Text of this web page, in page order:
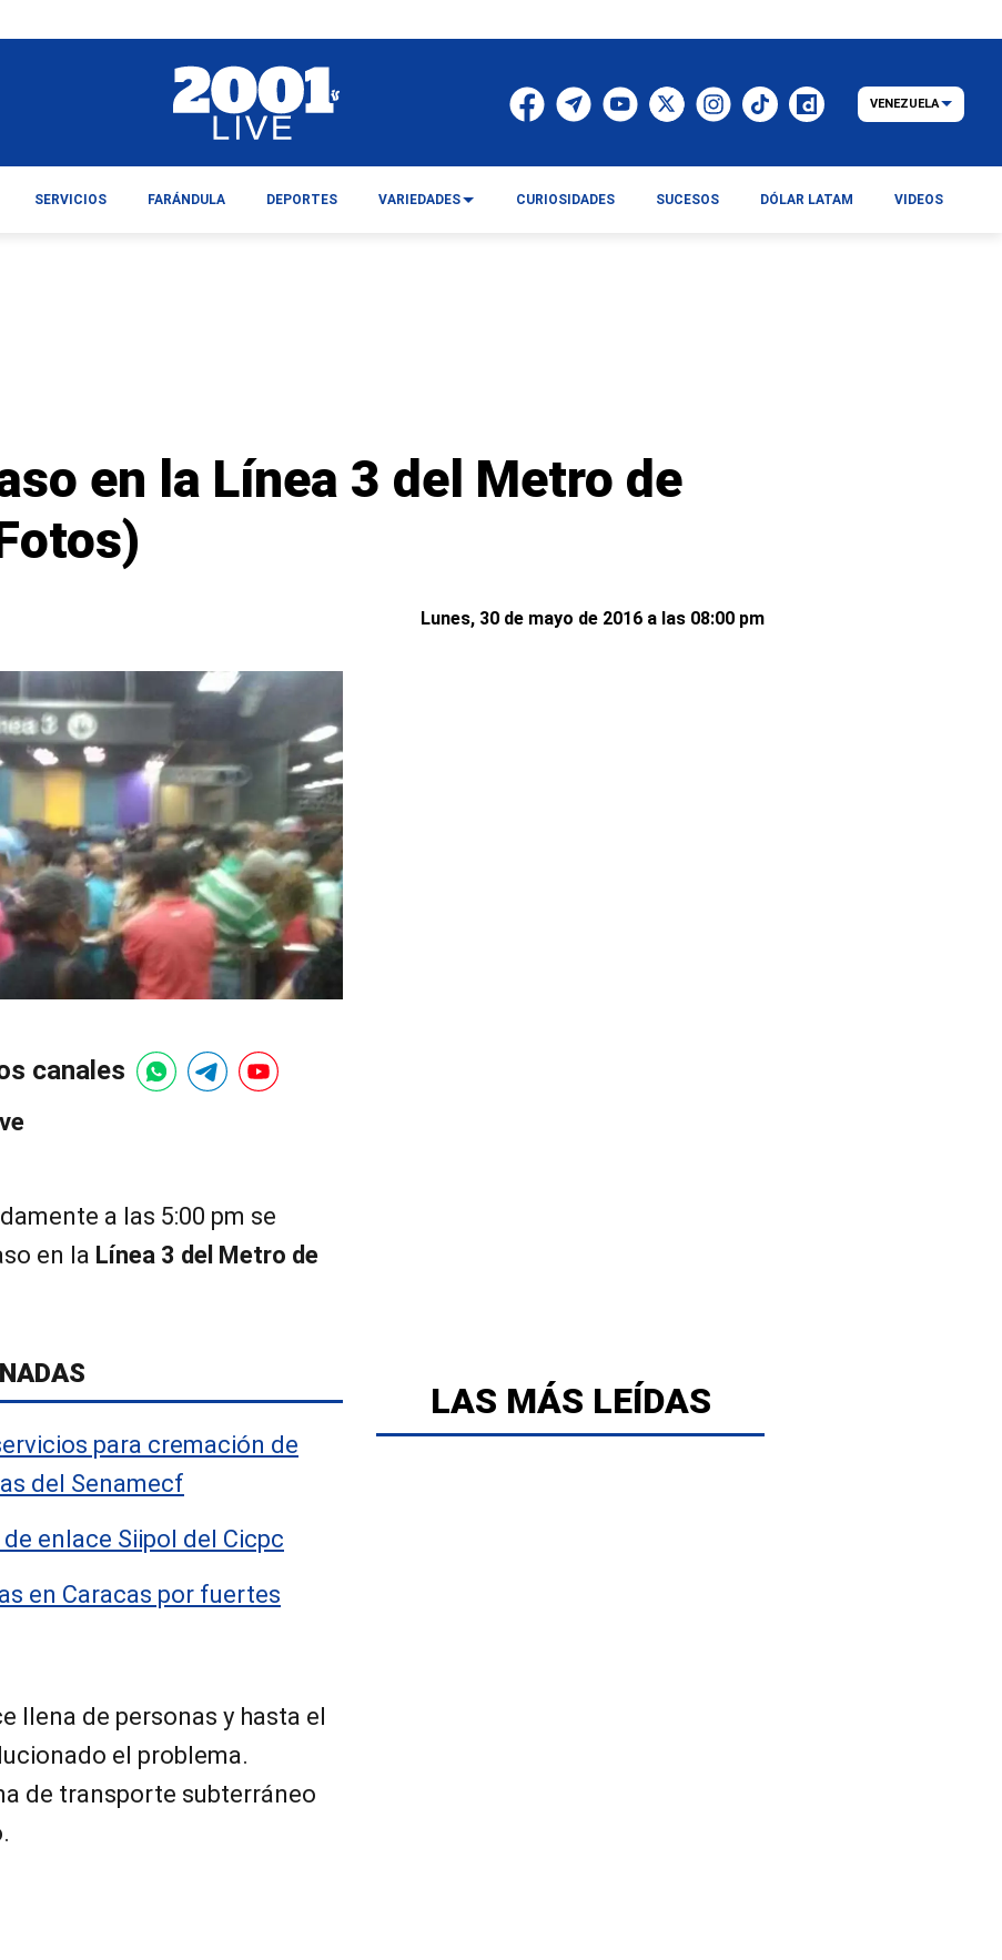
en la Línea 3 del Metro de
Lunes, 30 de mayo de 2016 a las 08:00 pm
canales
a las 5:00 pm se
en la Línea 3 del Metro de
para cremación de
del Senamecf
enlace Siipol del Cicpc
en Caracas por fuertes
llena de personas y hasta el
el problema.
de transporte subterráneo
LAS MÁS LEÍDAS
VENEZUELA
SERVICIOS FARÁNDULA DEPORTES VARIEDADES CURIOSIDADES SUCESOS DÓLAR LATAM VIDEOS